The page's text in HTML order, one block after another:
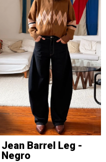
Jean Barrel Leg -
Negro